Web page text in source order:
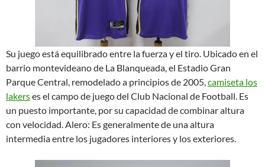
Su juego está equilibrado entre la fuerza y el tiro. Ubicado en el
barrio montevideano de La Blanqueada, el Estadio Gran
Parque Central, remodelado a principios de 2005, camiseta los
lakerses el campo de juego del Club Nacional de Football. Es
un puesto importante, por su capacidad de combinar altura
con velocidad. Alero: Es generalmente de una altura
intermedia entre los jugadores interiores y los exteriores.